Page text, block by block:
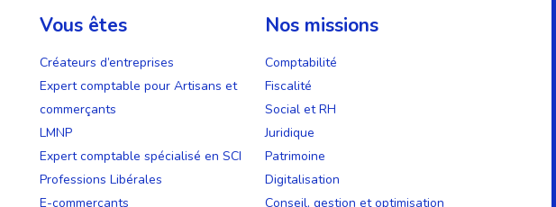
Vous êtes
Créateurs d’entreprises
Expert comptable pour Artisans et
commerçants
LMNP
Expert comptable spécialisé en SCI
Professions Libérales
E-commerçants
Nos missions
Comptabilité
Fiscalité
Social et RH
Juridique
Patrimoine
Digitalisation
Conseil, gestion et optimisation